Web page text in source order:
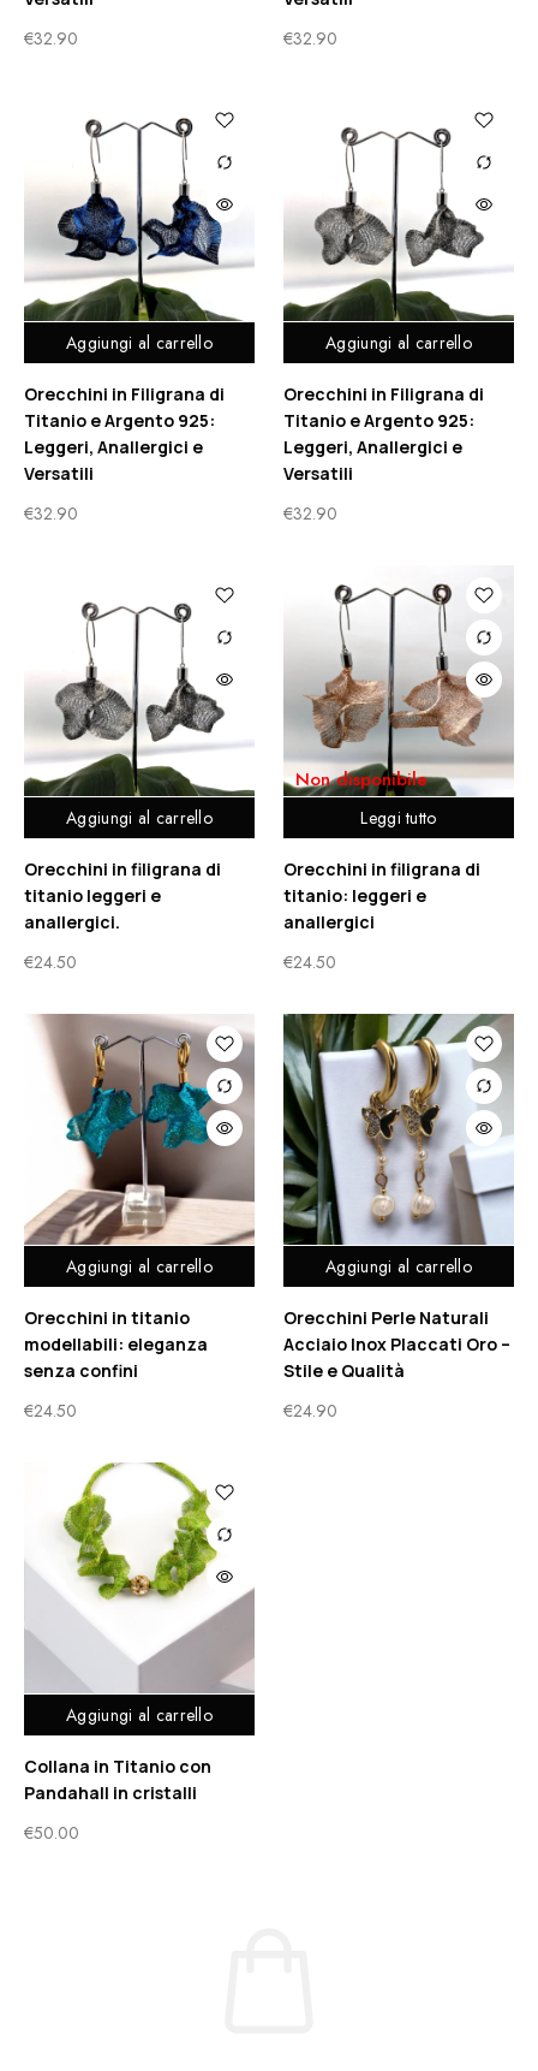
€32.90 €32.90
Aggiungi al carrello
Orecchini in Filigrana di
Titanio e Argento 925:
Leggeri, Anallergici e
Versatili
€32.90
Aggiungi al carrello
Orecchini in Filigrana di
Titanio e Argento 925:
Leggeri, Anallergici e
Versatili
€32.90
Aggiungi al carrello
Orecchini in filigrana di
titanio leggeri e
anallergici.
€24.50
Leggi tutto
Non disponibile
Orecchini in filigrana di
titanio: leggeri e
anallergici
€24.50
Aggiungi al carrello
Orecchini in titanio
modellabili: eleganza
senza confini
€24.50
Aggiungi al carrello
Orecchini Perle Naturali
Acciaio Inox Placcati Oro –
Stile e Qualità
€24.90
Aggiungi al carrello
Collana in Titanio con
Pandahall in cristalli
€50.00